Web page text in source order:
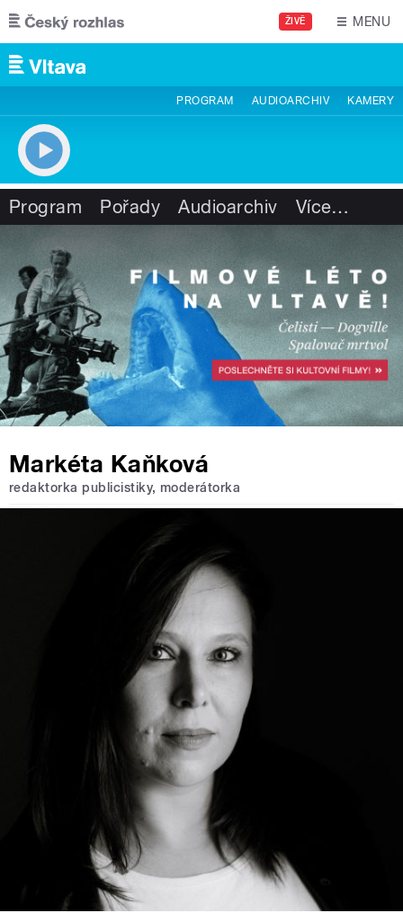
Přejít k hlavnímu obsahu
ŽIVĚ MENU
PROGRAM AUDIOARCHIV KAMERY
Program Pořady Audioarchiv Více…
Markéta Kaňková
redaktorka publicistiky, moderátorka